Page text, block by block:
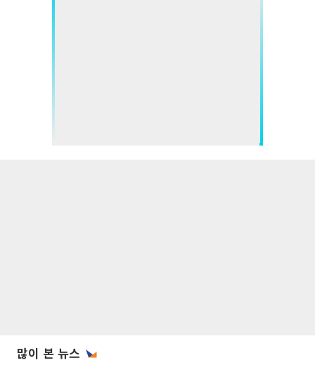
많이 본 뉴스